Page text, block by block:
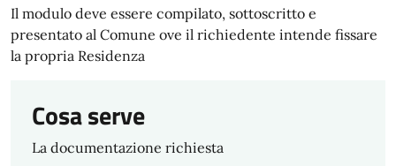
Il modulo deve essere compilato, sottoscritto e
presentato al Comune ove il richiedente intende fissare
la propria Residenza
Cosa serve
La documentazione richiesta